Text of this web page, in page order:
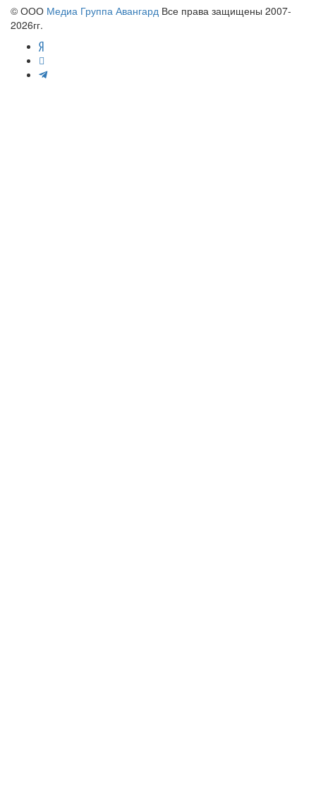
© ООО Медиа Группа Авангард Все права защищены 2007-
2026гг.